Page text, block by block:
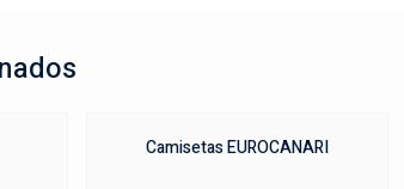
Camisetas EUROCANARI